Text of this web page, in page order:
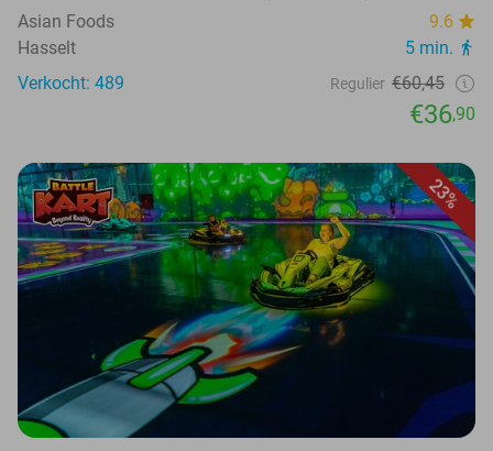
Asian Foods
9.6
Hasselt
5 min.
Verkocht: 489
Regulier €60,45
€36,90
23%